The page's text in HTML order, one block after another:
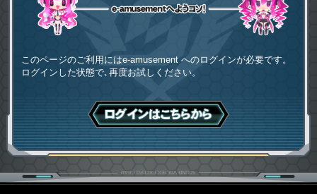
このページのご利用にはe-amusement へのログインが必要です。
ログインした状態で､再度お試しください。
ログインはこちら